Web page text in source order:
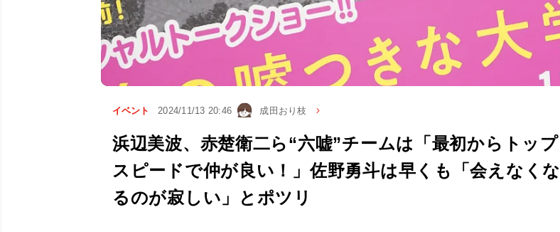
イベント 2024/11/13 20:46 成田おり枝
浜辺美波、赤楚衛二ら“六嘘”チームは「最初からトップ
スピードで仲が良い！」佐野勇斗は早くも「会えなくな
るのが寂しい」とポツリ